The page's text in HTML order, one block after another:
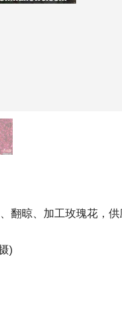
晾、加工玫瑰花，供
)